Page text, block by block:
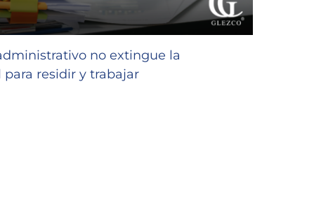
no extingue la
residir y trabajar